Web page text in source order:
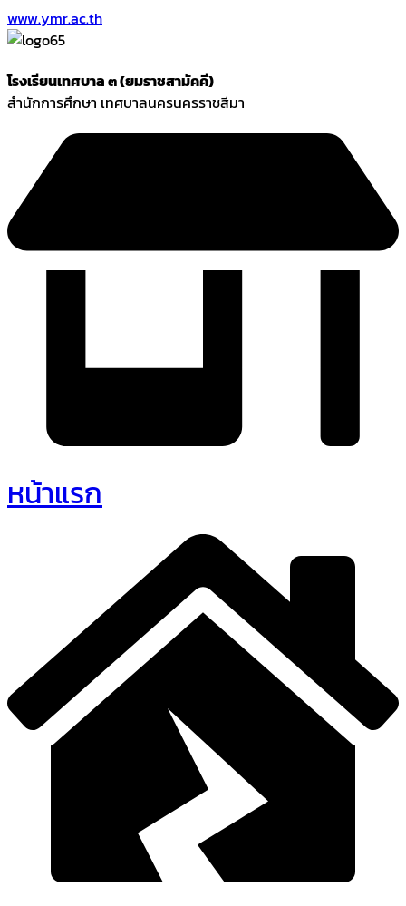
www.ymr.ac.th
โรงเรียนเทศบาล ๓ (ยมราชสามัคคี)
สำนักการศึกษา เทศบาลนครนครราชสีมา
หน้าแรก